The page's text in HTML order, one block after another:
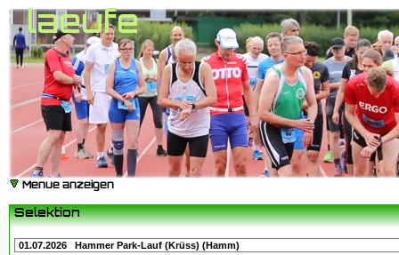
laeufe
Menue anzeigen
Selektion
startseite serie allgemein|laeufe|termine|